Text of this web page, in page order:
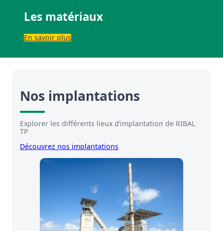
Les matériaux
En savoir plus
Nos implantations
Explorer les différents lieux d’implantation de RIBAL
TP
Découvrez nos implantations